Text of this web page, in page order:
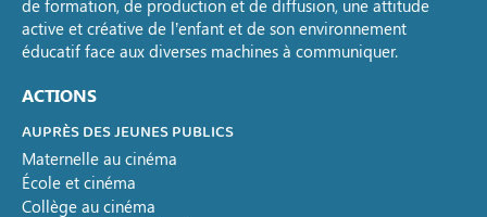
de formation, de production et de diffusion, une attitude
active et créative de l’enfant et de son environnement
éducatif face aux diverses machines à communiquer.
ACTIONS
AUPRÈS DES JEUNES PUBLICS
Maternelle au cinéma
École et cinéma
Collège au cinéma